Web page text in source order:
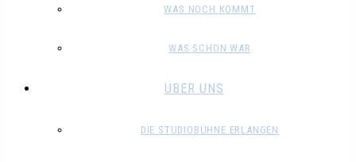
WAS NOCH KOMMT
WAS SCHON WAR
ÜBER UNS
DIE STUDIOBÜHNE ERLANGEN